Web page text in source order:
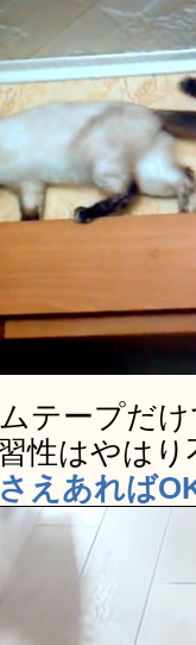
テープだ
性はやは
えあれば